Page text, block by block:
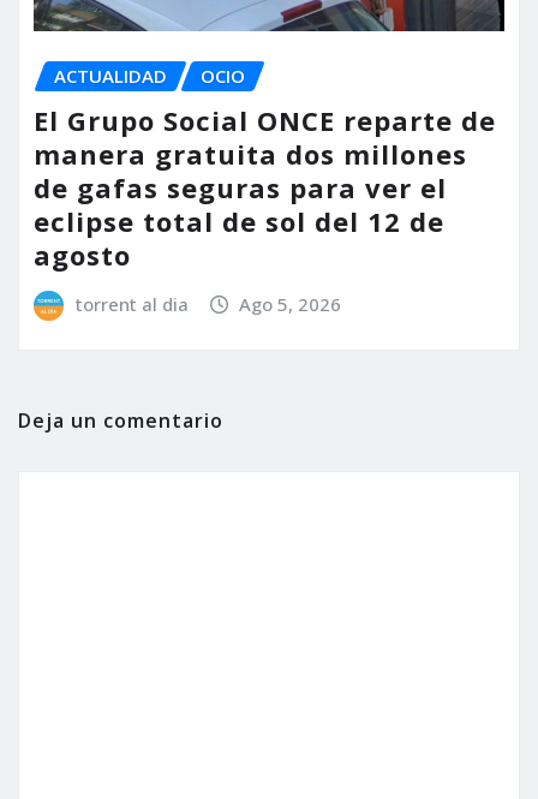
ACTUALIDAD OCIO
El Grupo Social ONCE reparte de
manera gratuita dos millones
de gafas seguras para ver el
eclipse total de sol del 12 de
agosto
torrent al dia Ago 5, 2026
Deja un comentario